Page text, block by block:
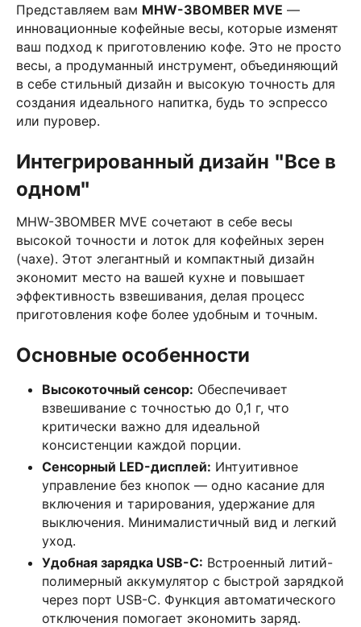
Представляем вам MHW-3BOMBER MVE —
инновационные кофейные весы, которые изменят
ваш подход к приготовлению кофе. Это не просто
весы, а продуманный инструмент, объединяющий
в себе стильный дизайн и высокую точность для
создания идеального напитка, будь то эспрессо
или пуровер.
Интегрированный дизайн "Все в
одном"
MHW-3BOMBER MVE сочетают в себе весы
высокой точности и лоток для кофейных зерен
(чахе). Этот элегантный и компактный дизайн
экономит место на вашей кухне и повышает
эффективность взвешивания, делая процесс
приготовления кофе более удобным и точным.
Основные особенности
Высокоточный сенсор: Обеспечивает
взвешивание с точностью до 0,1 г, что
критически важно для идеальной
консистенции каждой порции.
Сенсорный LED-дисплей: Интуитивное
управление без кнопок — одно касание для
включения и тарирования, удержание для
выключения. Минималистичный вид и легкий
уход.
Удобная зарядка USB-C: Встроенный литий-
полимерный аккумулятор с быстрой зарядкой
через порт USB-C. Функция автоматического
отключения помогает экономить заряд.